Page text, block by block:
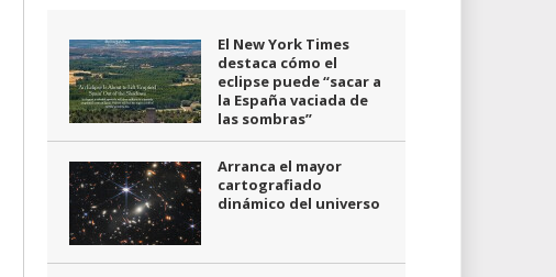
El New York Times
destaca cómo el
eclipse puede “sacar a
la España vaciada de
las sombras”
Arranca el mayor
cartografiado
dinámico del universo